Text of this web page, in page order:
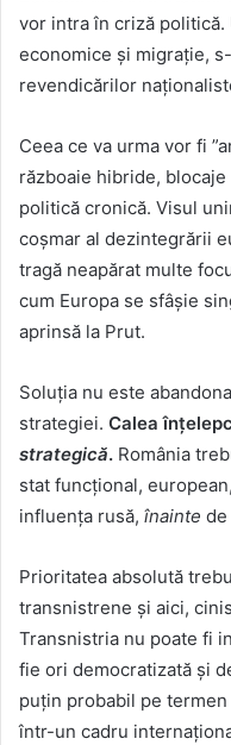
vor intra în criză politică.
economice și migrație,
revendicărilor
Ceea ce va urma vor fi
războaie hibride,
politică cronică. Visul
coșmar al dezintegrării
tragă neapărat multe
cum Europa se sfâșie
aprinsă la Prut.
Soluția nu este
strategiei. Calea
strategică. România
stat funcțional,
influența rusă, înainte
Prioritatea absolută
transnistrene și aici,
Transnistria nu poate fi
fie ori democratizată și
puțin probabil pe
într-un cadru